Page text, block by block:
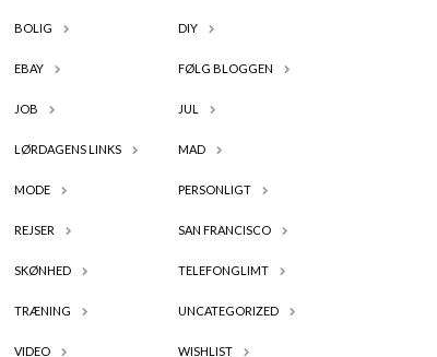
BOLIG DIY
EBAY FØLG BLOGGEN
JOB JUL
LØRDAGENS LINKS MAD
MODE PERSONLIGT
REJSER SAN FRANCISCO
SKØNHED TELEFONGLIMT
TRÆNING UNCATEGORIZED
VIDEO WISHLIST